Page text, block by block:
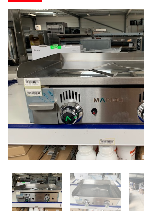
Pièces détachées
Notre société
Accès / Contact